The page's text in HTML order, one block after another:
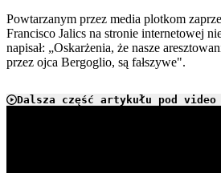
Powtarzanym przez media plotkom
Francisco Jalics na stronie internetowej
napisał: „Oskarżenia, że nasze
przez ojca Bergoglio, są fałszywe".
Dalsza część artykułu pod video